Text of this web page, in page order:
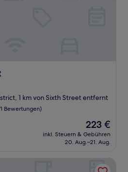
1 km von Sixth Street entfernt
Bewertungen)
Der
Preis
beträgt
223 €
inkl. Steuern & Gebühren
20. Aug.–21. Aug.